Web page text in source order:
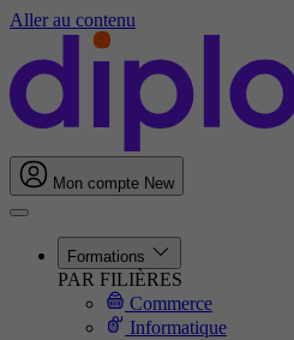
Aller au contenu
Mon compte New
Formations
PAR FILIÈRES
Commerce
Informatique